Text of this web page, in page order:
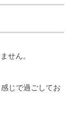
せん。
じで過ごしてお